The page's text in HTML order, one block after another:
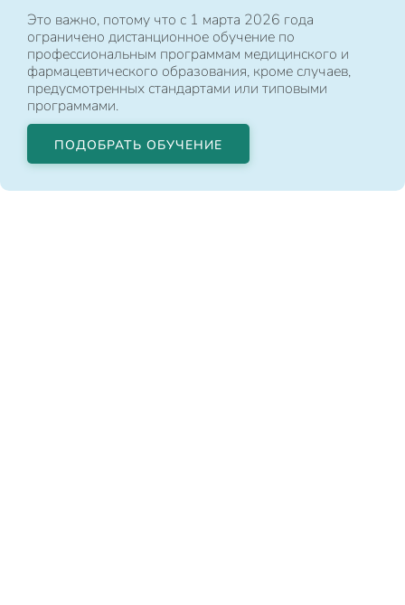
Это важно, потому что с 1 марта 2026 года
ограничено дистанционное обучение по
профессиональным программам медицинского и
фармацевтического образования, кроме случаев,
предусмотренных стандартами или типовыми
программами.
ПОДОБРАТЬ ОБУЧЕНИЕ